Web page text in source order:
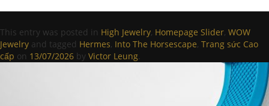
This entry was posted in High Jewelry, Homepage Slider, WOW
Jewelry and tagged Hermes, Into The Horsescape, Trang sức Cao
cấp on 13/07/2026 by Victor Leung.